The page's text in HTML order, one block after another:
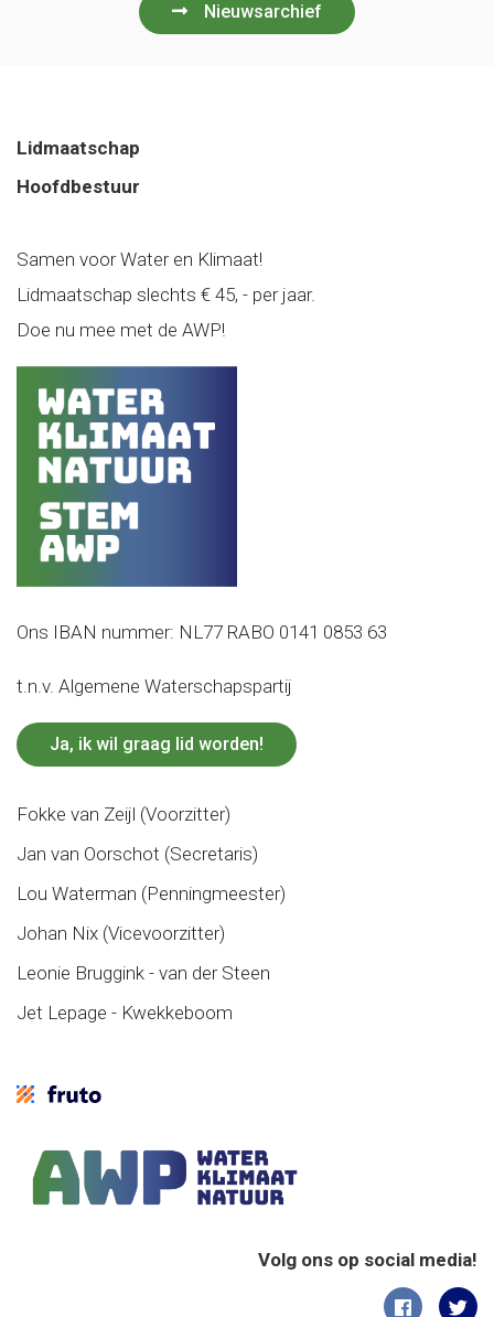
Nieuwsarchief
Lidmaatschap
Hoofdbestuur
Samen voor Water en Klimaat!
Lidmaatschap slechts € 45, - per jaar.
Doe nu mee met de AWP!
Ons IBAN nummer: NL77 RABO 0141 0853 63
t.n.v. Algemene Waterschapspartij
Ja, ik wil graag lid worden!
Fokke van Zeijl (Voorzitter)
Jan van Oorschot (Secretaris)
Lou Waterman (Penningmeester)
Johan Nix (Vicevoorzitter)
Leonie Bruggink - van der Steen
Jet Lepage - Kwekkeboom
Volg ons op social media!